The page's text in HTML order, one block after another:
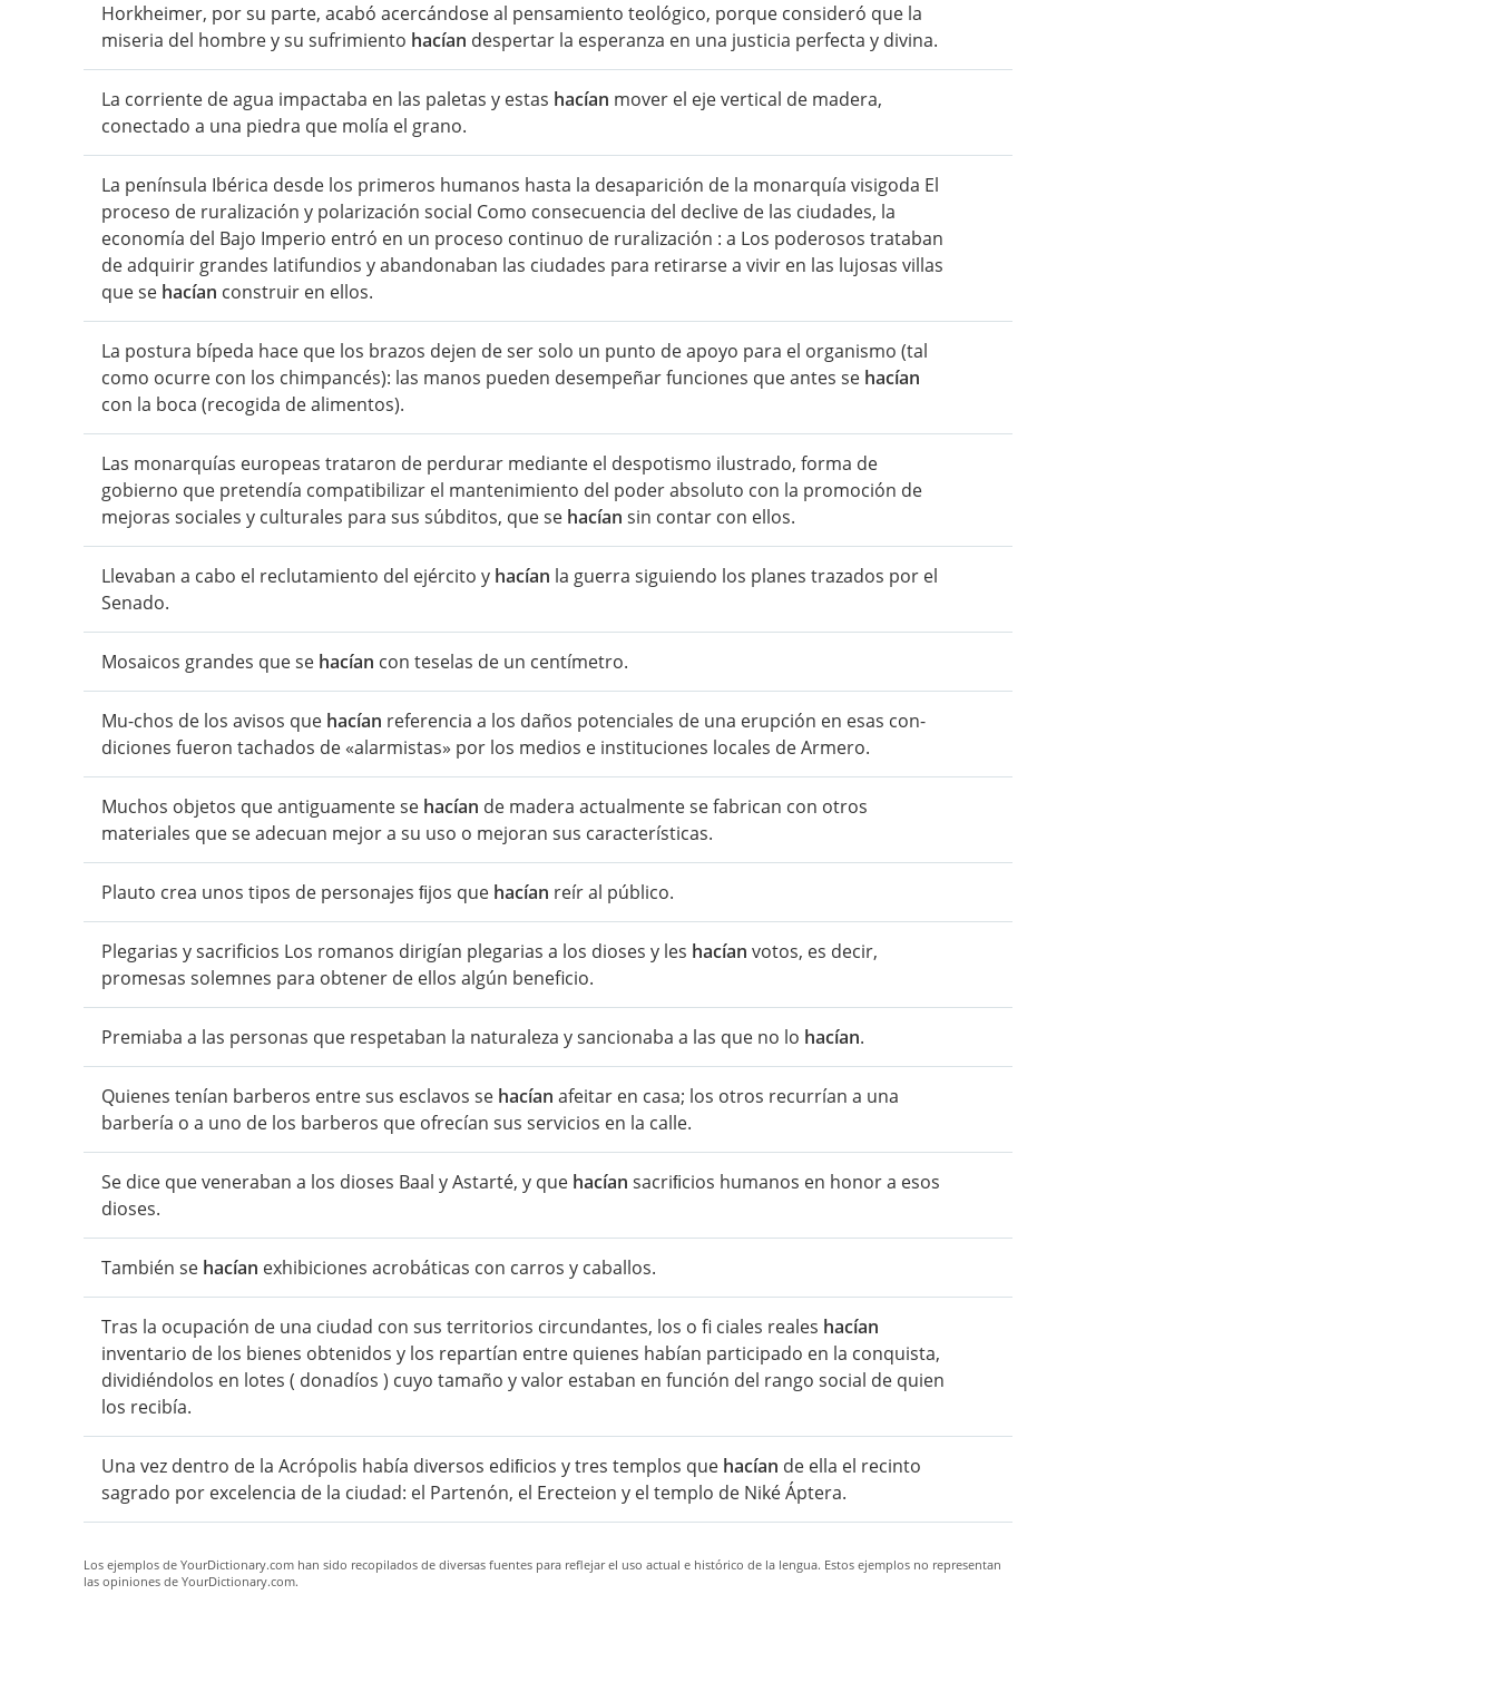
Horkheimer, por su parte, acabó acercándose al pensamiento teológico, porque consideró que la
miseria del hombre y su sufrimiento hacían despertar la esperanza en una justicia perfecta y divina.
La corriente de agua impactaba en las paletas y estas hacían mover el eje vertical de madera,
conectado a una piedra que molía el grano.
La península Ibérica desde los primeros humanos hasta la desaparición de la monarquía visigoda El
proceso de ruralización y polarización social Como consecuencia del declive de las ciudades, la
economía del Bajo Imperio entró en un proceso continuo de ruralización : a Los poderosos trataban
de adquirir grandes latifundios y abandonaban las ciudades para retirarse a vivir en las lujosas villas
que se hacían construir en ellos.
La postura bípeda hace que los brazos dejen de ser solo un punto de apoyo para el organismo (tal
como ocurre con los chimpancés): las manos pueden desempeñar funciones que antes se hacían
con la boca (recogida de alimentos).
Las monarquías europeas trataron de perdurar mediante el despotismo ilustrado, forma de
gobierno que pretendía compatibilizar el mantenimiento del poder absoluto con la promoción de
mejoras sociales y culturales para sus súbditos, que se hacían sin contar con ellos.
Llevaban a cabo el reclutamiento del ejército y hacían la guerra siguiendo los planes trazados por el
Senado.
Mosaicos grandes que se hacían con teselas de un centímetro.
Mu-chos de los avisos que hacían referencia a los daños potenciales de una erupción en esas con-
diciones fueron tachados de «alarmistas» por los medios e instituciones locales de Armero.
Muchos objetos que antiguamente se hacían de madera actualmente se fabrican con otros
materiales que se adecuan mejor a su uso o mejoran sus características.
Plauto crea unos tipos de personajes ﬁjos que hacían reír al público.
Plegarias y sacrificios Los romanos dirigían plegarias a los dioses y les hacían votos, es decir,
promesas solemnes para obtener de ellos algún beneficio.
Premiaba a las personas que respetaban la naturaleza y sancionaba a las que no lo hacían.
Quienes tenían barberos entre sus esclavos se hacían afeitar en casa; los otros recurrían a una
barbería o a uno de los barberos que ofrecían sus servicios en la calle.
Se dice que veneraban a los dioses Baal y Astarté, y que hacían sacriﬁcios humanos en honor a esos
dioses.
También se hacían exhibiciones acrobáticas con carros y caballos.
Tras la ocupación de una ciudad con sus territorios circundantes, los o fi ciales reales hacían
inventario de los bienes obtenidos y los repartían entre quienes habían participado en la conquista,
dividiéndolos en lotes ( donadíos ) cuyo tamaño y valor estaban en función del rango social de quien
los recibía.
Una vez dentro de la Acrópolis había diversos ediﬁcios y tres templos que hacían de ella el recinto
sagrado por excelencia de la ciudad: el Partenón, el Erecteion y el templo de Niké Áptera.
Los ejemplos de YourDictionary.com han sido recopilados de diversas fuentes para reflejar el uso actual e histórico de la lengua. Estos ejemplos no representan
las opiniones de YourDictionary.com.